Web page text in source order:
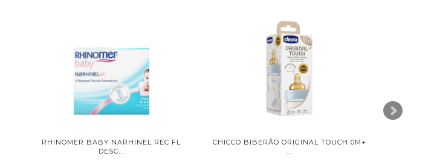
RHINOMER BABY NARHINEL REC FL
DESC...
CHICCO BIBERÃO ORIGINAL TOUCH 0M+
...